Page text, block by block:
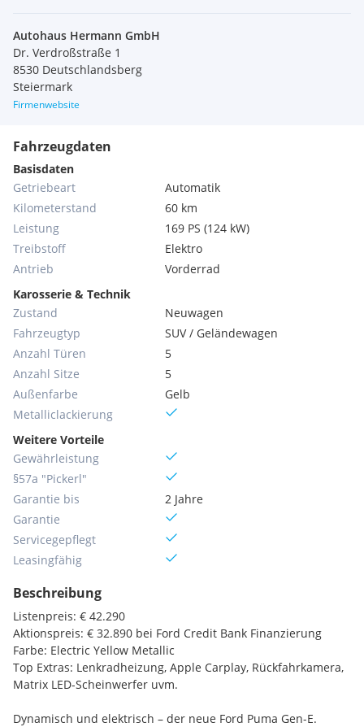
Autohaus Hermann GmbH
Dr. Verdroßstraße 1
8530 Deutschlandsberg
Steiermark
Firmenwebsite
Fahrzeugdaten
Basisdaten
Getriebeart
Automatik
Kilometerstand
60 km
Leistung
169 PS (124 kW)
Treibstoff
Elektro
Antrieb
Vorderrad
Karosserie & Technik
Zustand
Neuwagen
Fahrzeugtyp
SUV / Geländewagen
Anzahl Türen
5
Anzahl Sitze
5
Außenfarbe
Gelb
Metallic­lackierung
Weitere Vorteile
Gewährleistung
§57a "Pickerl"
Garantie bis
2 Jahre
Garantie
Servicegepflegt
Leasingfähig
Beschreibung
Listenpreis: € 42.290
Aktionspreis: € 32.890 bei Ford Credit Bank Finanzierung
Farbe: Electric Yellow Metallic
Top Extras: Lenkradheizung, Apple Carplay, Rückfahrkamera,
Matrix LED-Scheinwerfer uvm.
Dynamisch und elektrisch – der neue Ford Puma Gen-E.